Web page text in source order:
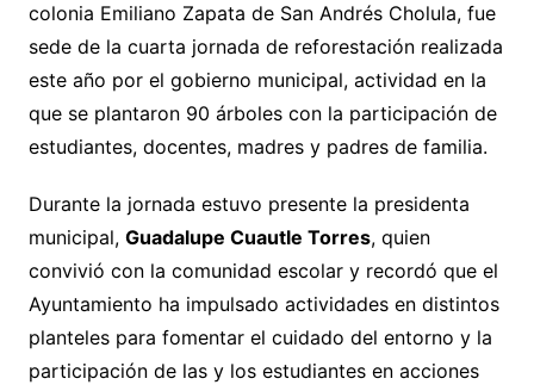
colonia Emiliano Zapata de San Andrés Cholula, fue
sede de la cuarta jornada de reforestación realizada
este año por el gobierno municipal, actividad en la
que se plantaron 90 árboles con la participación de
estudiantes, docentes, madres y padres de familia.
Durante la jornada estuvo presente la presidenta
municipal, Guadalupe Cuautle Torres, quien
convivió con la comunidad escolar y recordó que el
Ayuntamiento ha impulsado actividades en distintos
planteles para fomentar el cuidado del entorno y la
participación de las y los estudiantes en acciones